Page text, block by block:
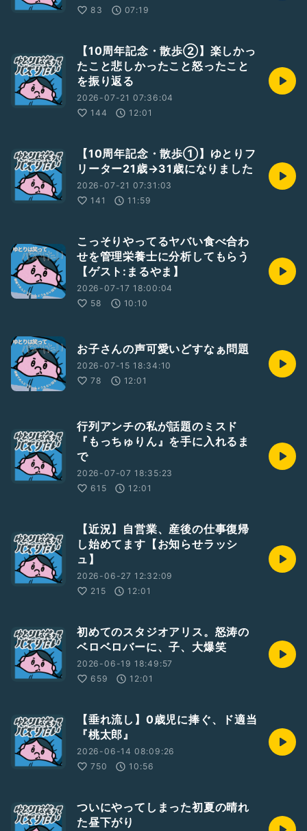
83
07:19
【10周年記念・散歩②】楽しかっ
たこと悲しかったこと怒ったこと
を振り返る
2026-07-21 07:36:04
144
12:01
【10周年記念・散歩①】ゆとりフ
リーター21歳→31歳になりました
2026-07-21 07:31:03
141
11:59
こっそりやってるヤバい食べ合わ
せを管理栄養士に分析してもらう
【ゲスト:まるやま】
2026-07-17 18:00:04
58
10:10
お子さんの声可愛いどすなぁ問題
2026-07-15 18:34:10
78
12:01
行列アンチの私が話題のミスド
『もっちゅりん』を手に入れるま
で
2026-07-07 18:35:23
615
12:01
【近況】自営業、産後の仕事復帰
し始めてます【お知らせラッシ
ュ】
2026-06-27 12:32:09
215
12:01
初めてのスタジオアリス。怒涛の
ベロベロバーに、子、大爆笑
2026-06-19 18:49:57
659
12:01
【垂れ流し】0歳児に捧ぐ、ド適当
『桃太郎』
2026-06-14 08:09:26
750
10:56
ついにやってしまった初夏の晴れ
た昼下がり